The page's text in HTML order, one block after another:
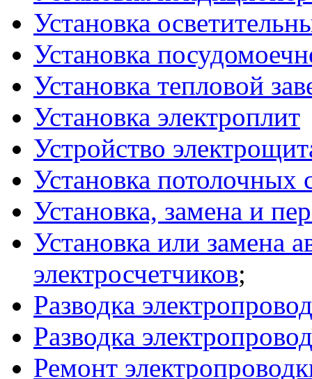
Установка
Установка
Установка тепловой
Установка электроплит
Устройство
Установка потолочных
Установка, замена и
Установка или замена
электросчетчиков;
Разводка
Разводка
Ремонт